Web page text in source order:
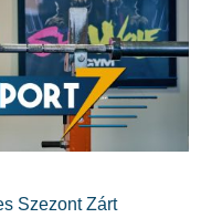
Szezont Zárt